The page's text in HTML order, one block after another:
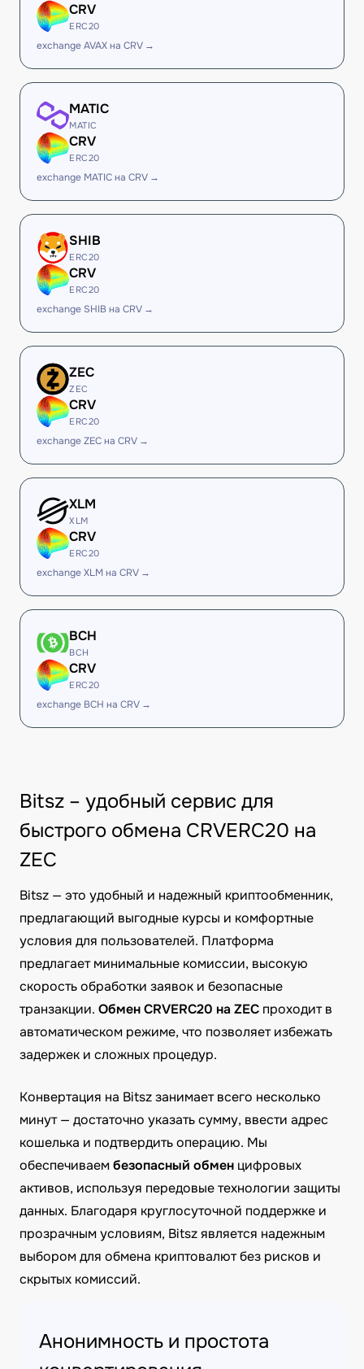
CRV
ERC20
exchange AVAX на CRV →
MATIC
MATIC
CRV
ERC20
exchange MATIC на CRV →
SHIB
ERC20
CRV
ERC20
exchange SHIB на CRV →
ZEC
ZEC
CRV
ERC20
exchange ZEC на CRV →
XLM
XLM
CRV
ERC20
exchange XLM на CRV →
BCH
BCH
CRV
ERC20
exchange BCH на CRV →
Bitsz – удобный сервис для
быстрого обмена CRVERC20 на
ZEC
Bitsz — это удобный и надежный криптообменник,
предлагающий выгодные курсы и комфортные
условия для пользователей. Платформа
предлагает минимальные комиссии, высокую
скорость обработки заявок и безопасные
транзакции. Обмен CRVERC20 на ZEC проходит в
автоматическом режиме, что позволяет избежать
задержек и сложных процедур.
Конвертация на Bitsz занимает всего несколько
минут — достаточно указать сумму, ввести адрес
кошелька и подтвердить операцию. Мы
обеспечиваембезопасный обмен цифровых
активов, используя передовые технологии защиты
данных. Благодаря круглосуточной поддержке и
прозрачным условиям, Bitsz является надежным
выбором для обмена криптовалют без рисков и
скрытых комиссий.
Анонимность и простота